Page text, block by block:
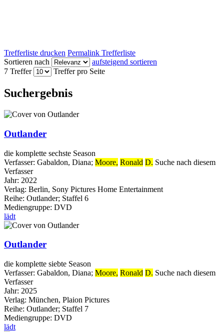
Trefferliste drucken Permalink Trefferliste
Sortieren nach
aufsteigend sortieren
7 Treffer
Treffer pro Seite
Suchergebnis
Outlander
die komplette sechste Season
Verfasser: Gabaldon, Diana; Moore, Ronald D. Suche nach diesem
Verfasser
Jahr: 2022
Verlag: Berlin, Sony Pictures Home Entertainment
Reihe: Outlander; Staffel 6
Mediengruppe: DVD
lädt
Outlander
die komplette siebte Season
Verfasser: Gabaldon, Diana; Moore, Ronald D. Suche nach diesem
Verfasser
Jahr: 2025
Verlag: München, Plaion Pictures
Reihe: Outlander; Staffel 7
Mediengruppe: DVD
lädt